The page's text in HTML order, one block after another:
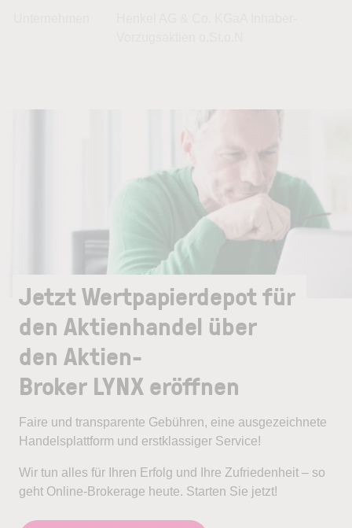
Jetzt Wertpapierdepot für
den Aktienhandel über
den Aktien-
Broker LYNX eröffnen
Faire und transparente Gebühren, eine ausgezeichnete
Handelsplattform und erstklassiger Service!
Wir tun alles für Ihren Erfolg und Ihre Zufriedenheit – so
geht Online-Brokerage heute. Starten Sie jetzt!